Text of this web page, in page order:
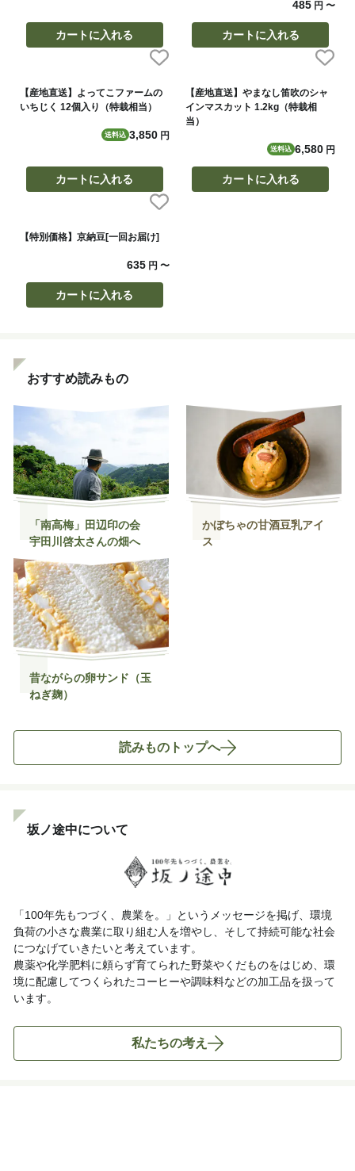
カートに入れる
485 円〜
カートに入れる
【産地直送】よってこファームの
いちじく 12個入り（特栽相当）
送料込 3,850円
カートに入れる
【産地直送】やまなし笛吹のシャ
インマスカット 1.2kg（特栽相
当）
送料込 6,580 円
カートに入れる
【特別価格】京納豆[一回お届け]
635円 〜
カートに入れる
おすすめ読みもの
「南高梅」田辺印の会
宇田川啓太さんの畑へ
かぼちゃの甘酒豆乳アイ
ス
昔ながらの卵サンド（玉
ねぎ麹）
読みものトップへ
坂ノ途中について
「100年先もつづく、農業を。」というメッセージを掲げ、環境
負荷の小さな農業に取り組む人を増やし、そして持続可能な社会
につなげていきたいと考えています。
農薬や化学肥料に頼らず育てられた野菜やくだものをはじめ、環
境に配慮してつくられたコーヒーや調味料などの加工品を扱って
います。
私たちの考え